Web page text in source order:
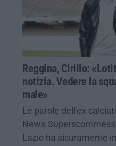
Reggina, Cirillo:
notizia. Vedere la
male»
Le parole dell’ex
Lazio ha sicuramente